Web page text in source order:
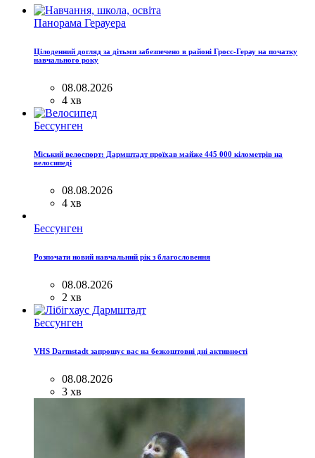
Панорама Герауера
Цілоденний догляд за дітьми забезпечено в районі Гросс-Герау на початку
навчального року
08.08.2026
4 хв
Бессунген
Міський велоспорт: Дармштадт проїхав майже 445 000 кілометрів на
велосипеді
08.08.2026
4 хв
Бессунген
Розпочати новий навчальний рік з благословення
08.08.2026
2 хв
Бессунген
VHS Darmstadt запрошує вас на безкоштовні дні активності
08.08.2026
3 хв